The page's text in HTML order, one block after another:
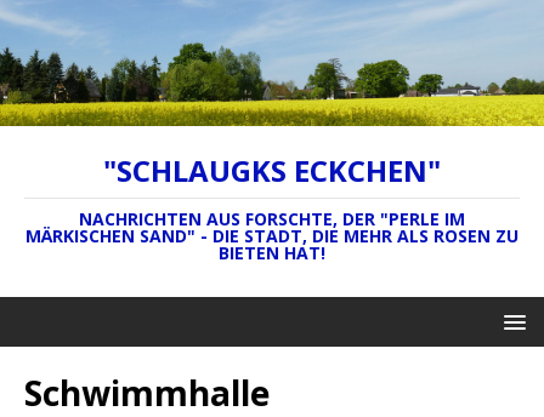
"SCHLAUGKS ECKCHEN"
NACHRICHTEN AUS FORSCHTE, DER "PERLE IM
MÄRKISCHEN SAND" - DIE STADT, DIE MEHR ALS ROSEN ZU
BIETEN HAT!
Schwimmhalle